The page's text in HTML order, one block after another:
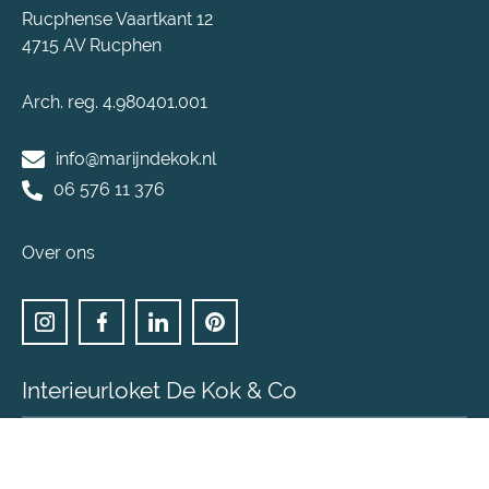
Rucphense Vaartkant 12
4715 AV Rucphen
Arch. reg. 4.980401.001
info@marijndekok.nl
06 576 11 376
Over ons
Interieurloket De Kok & Co